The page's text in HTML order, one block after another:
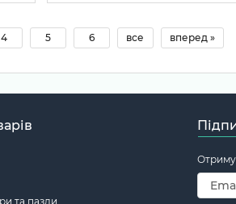
4 5 6 все вперед »
та пазли